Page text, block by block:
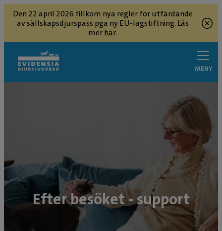
Den 22 april 2026 tillkom nya regler för utfärdande
av sällskapsdjurspass pga ny EU-lagstiftning. Läs
merhär.
MENY
Efter besöket - support